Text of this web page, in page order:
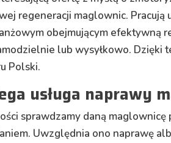
regeneracji maglownic.
obejmującym efektywną
lub wysyłkowo.
Polski.
usługa naprawy
sprawdzamy daną
Uwzględnia ono naprawę